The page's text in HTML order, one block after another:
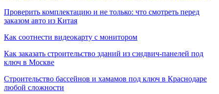
Проверить комплектацию и не только: что смотреть перед
заказом авто из Китая
Как соотнести видеокарту с монитором
Как заказать строительство зданий из сэндвич-панелей под
ключ в Москве
Строительство бассейнов и хамамов под ключ в Краснодаре
любой сложности